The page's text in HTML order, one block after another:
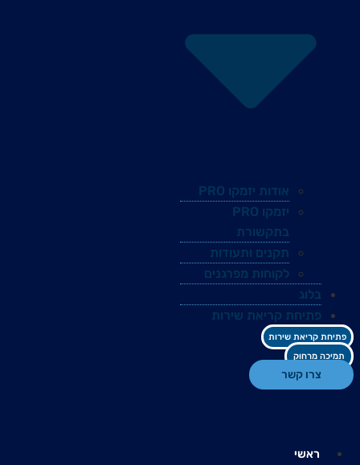
אודות יזמקו PRO
יזמקו PRO
בתקשורת
תקנים ותעודות
לקוחות מפרגנים
בלוג
פתיחת קריאת שירות
פתיחת קריאת שירות
תמיכה מרחוק
צרו קשר
ראשי